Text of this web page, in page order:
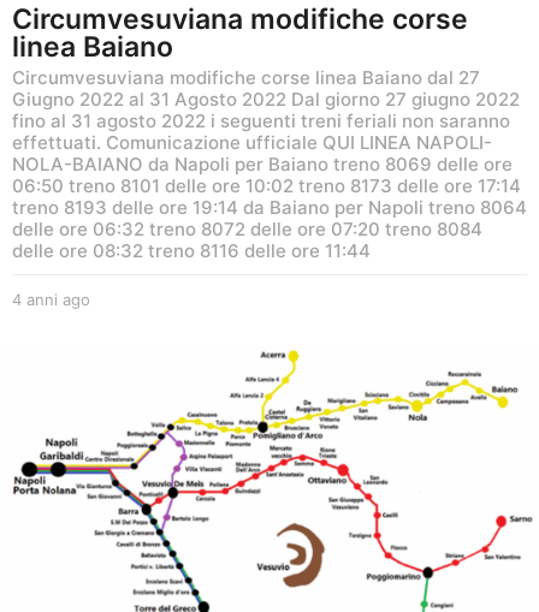
Circumvesuviana modifiche corse
linea Baiano
Circumvesuviana modifiche corse linea Baiano dal 27
Giugno 2022 al 31 Agosto 2022 Dal giorno 27 giugno 2022
fino al 31 agosto 2022 i seguenti treni feriali non saranno
effettuati. Comunicazione ufficiale QUI LINEA NAPOLI-
NOLA-BAIANO da Napoli per Baiano treno 8069 delle ore
06:50 treno 8101 delle ore 10:02 treno 8173 delle ore 17:14
treno 8193 delle ore 19:14 da Baiano per Napoli treno 8064
delle ore 06:32 treno 8072 delle ore 07:20 treno 8084
delle ore 08:32 treno 8116 delle ore 11:44
4 anni ago
o